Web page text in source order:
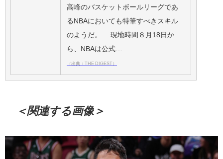
高峰のバスケットボールリーグであ
るNBAにおいても特筆すべきスキル
のようだ。 現地時間８月18日か
ら、NBAは公式…
（出典：THE DIGEST）
＜関連する画像＞